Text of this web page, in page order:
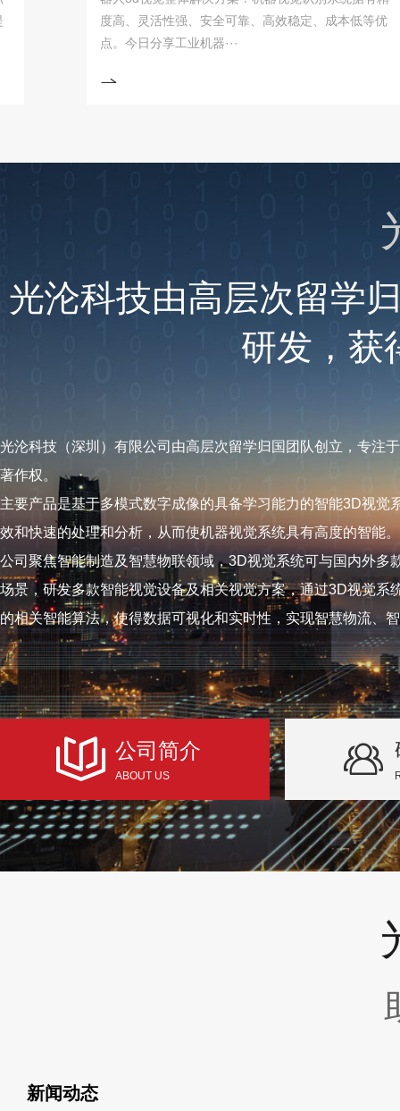
度高、灵活性强、安全可靠、高效稳定、成本低等优
点。今日分享工业机器···
光沦科技由高层次留学
研发，获
光沦科技（深圳）有限公司由高层次留学归国团队创立，专注
著作权。
主要产品是基于多模式数字成像的具备学习能力的智能3D视
效和快速的处理和分析，从而使机器视觉系统具有高度的智能
公司聚焦智能制造及智慧物联领域，3D视觉系统可与国内外
场景，研发多款智能视觉设备及相关视觉方案，通过3D视觉
的相关智能算法，使得数据可视化和实时性，实现智慧物流、
公司简介
ABOUT US
新闻动态